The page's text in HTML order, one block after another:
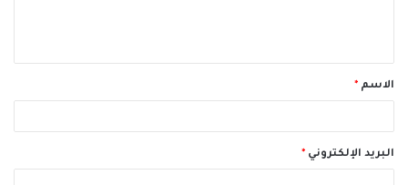
ق
*الاسم *
البريد الإلكتروني *